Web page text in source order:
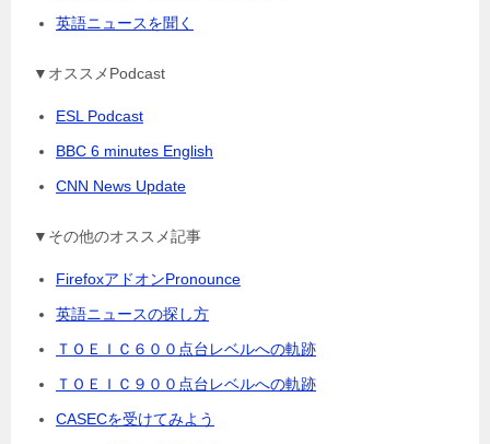
英語ニュースを聞く
▼オススメPodcast
ESL Podcast
BBC 6 minutes English
CNN News Update
▼その他のオススメ記事
FirefoxアドオンPronounce
英語ニュースの探し方
ＴＯＥＩＣ６００点台レベルへの軌跡
ＴＯＥＩＣ９００点台レベルへの軌跡
CASECを受けてみよう